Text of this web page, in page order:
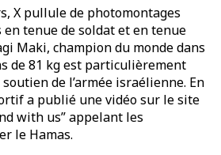
X pullule de photomontages
tenue de soldat et en tenue
Maki, champion du monde dans
de 81 kg est particulièrement
de l’armée israélienne. En
a publié une vidéo sur le site
with us” appelant les
le Hamas.